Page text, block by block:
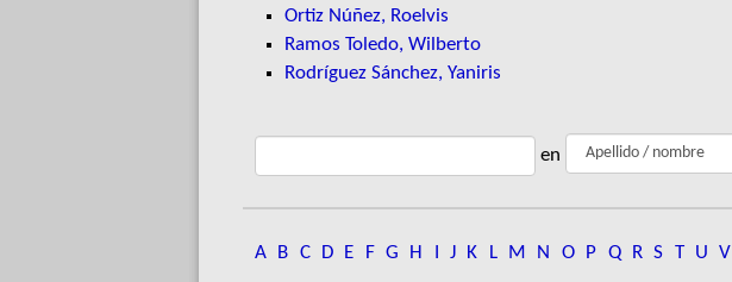
Ortiz Núñez, Roelvis
Ramos Toledo, Wilberto
Rodríguez Sánchez, Yaniris
en
A B C D E F G H J K L M N O P Q R S T U V